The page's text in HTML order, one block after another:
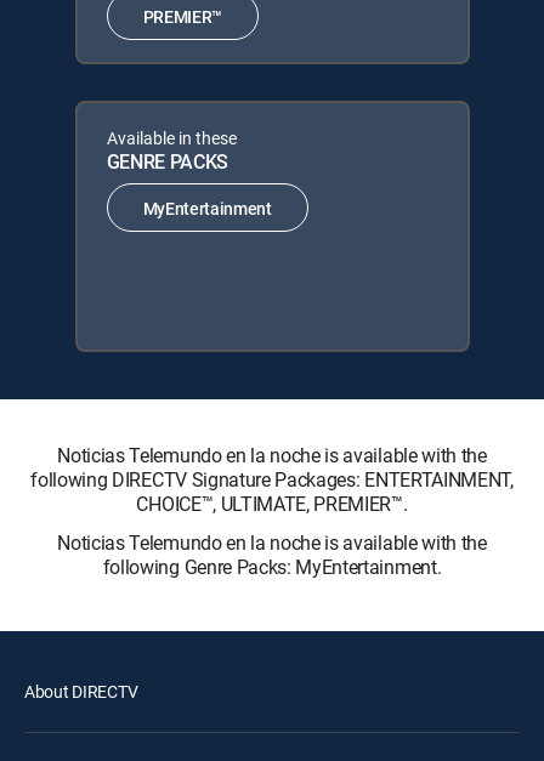
PREMIER™
Available in these
GENRE PACKS
MyEntertainment
Noticias Telemundo en la noche is available with the
following DIRECTV Signature Packages: ENTERTAINMENT,
CHOICE™, ULTIMATE, PREMIER™.
Noticias Telemundo en la noche is available with the
following Genre Packs: MyEntertainment.
About DIRECTV